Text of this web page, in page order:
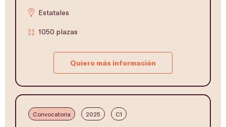
Estatales
1050 plazas
Quiero más información
Convocatoria 2025 C1